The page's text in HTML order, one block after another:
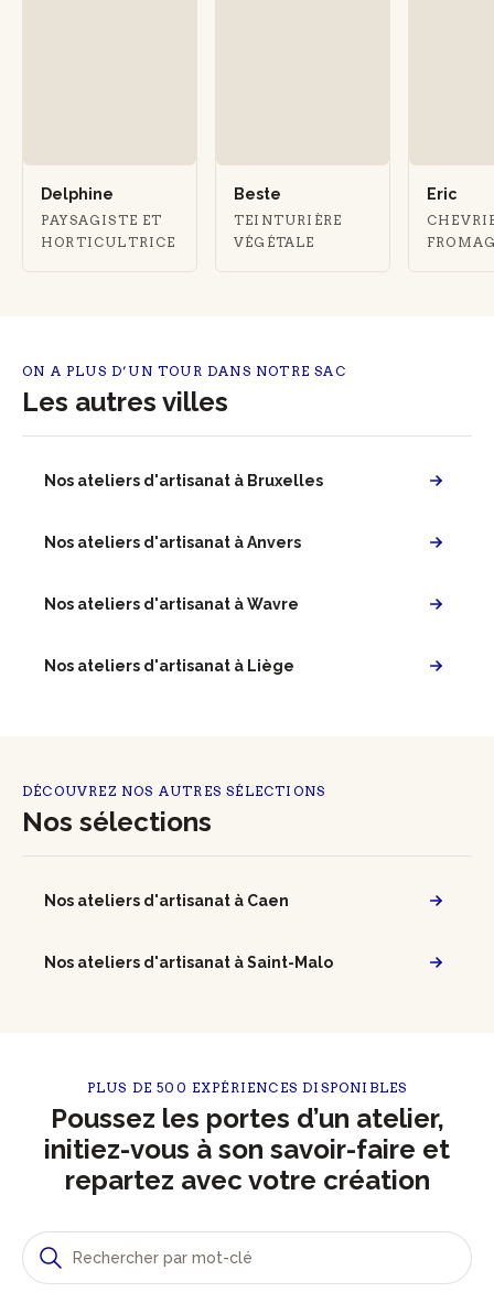
Delphine
PAYSAGISTE ET
HORTICULTRICE
Beste
TEINTURIÈRE
VÉGÉTALE
Eric
ON A PLUS D’UN TOUR DANS NOTRE SAC
Les autres villes
Nos ateliers d'artisanat à Bruxelles
Nos ateliers d'artisanat à Anvers
Nos ateliers d'artisanat à Wavre
Nos ateliers d'artisanat à Liège
DÉCOUVREZ NOS AUTRES SÉLECTIONS
Nos sélections
Nos ateliers d'artisanat à Caen
Nos ateliers d'artisanat à Saint-Malo
PLUS DE 500 EXPÉRIENCES DISPONIBLES
Poussez les portes d’un atelier,
initiez-vous à son savoir-faire et
repartez avec votre création